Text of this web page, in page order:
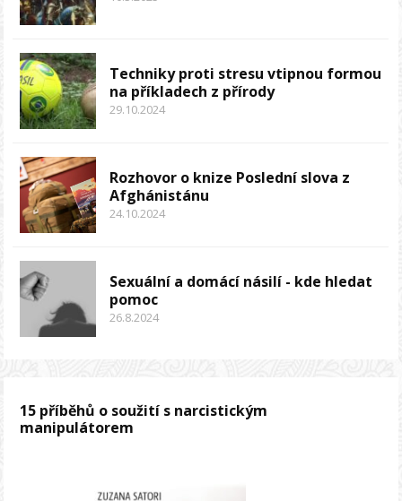
Techniky proti stresu vtipnou formou
na příkladech z přírody
29.10.2024
Rozhovor o knize Poslední slova z
Afghánistánu
24.10.2024
Sexuální a domácí násilí - kde hledat
pomoc
26.8.2024
15 příběhů o soužití s narcistickým
manipulátorem